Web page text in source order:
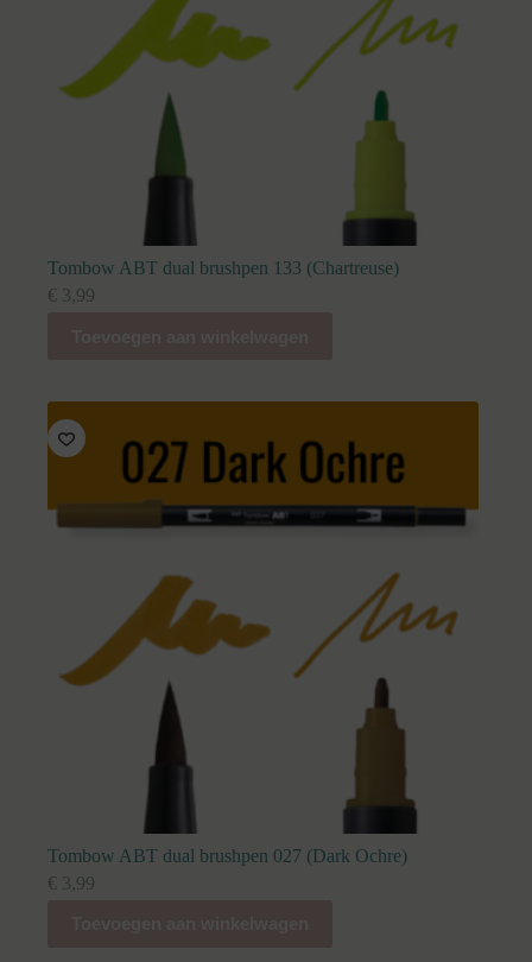
Tombow ABT dual brushpen 133 (Chartreuse)
€ 3,99
Tombow ABT dual brushpen 027 (Dark Ochre)
€ 3,99